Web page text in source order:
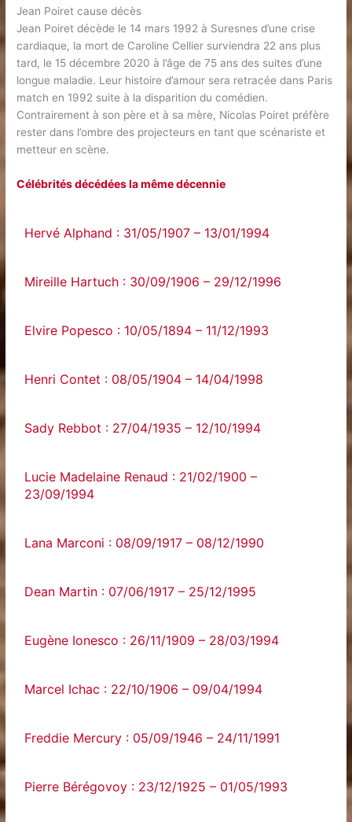
Jean Poiret cause décès
Jean Poiret décède le 14 mars 1992 à Suresnes d’une crise
cardiaque, la mort de Caroline Cellier surviendra 22 ans plus
tard, le 15 décembre 2020 à l’âge de 75 ans des suites d’une
longue maladie. Leur histoire d’amour sera retracée dans Paris
match en 1992 suite à la disparition du comédien.
Contrairement à son père et à sa mère, Nicolas Poiret préfère
rester dans l’ombre des projecteurs en tant que scénariste et
metteur en scène.
Célébrités décédées la même décennie
Hervé Alphand : 31/05/1907 – 13/01/1994
Mireille Hartuch : 30/09/1906 – 29/12/1996
Elvire Popesco : 10/05/1894 – 11/12/1993
Henri Contet : 08/05/1904 – 14/04/1998
Sady Rebbot : 27/04/1935 – 12/10/1994
Lucie Madelaine Renaud : 21/02/1900 –
23/09/1994
Lana Marconi : 08/09/1917 – 08/12/1990
Dean Martin : 07/06/1917 – 25/12/1995
Eugène Ionesco : 26/11/1909 – 28/03/1994
Marcel Ichac : 22/10/1906 – 09/04/1994
Freddie Mercury : 05/09/1946 – 24/11/1991
Pierre Bérégovoy : 23/12/1925 – 01/05/1993